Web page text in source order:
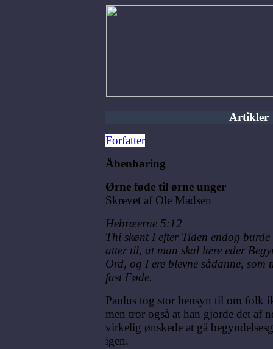
Artikler
Forfatter
Åbenbaring
Ørne føde til ørne unger
Skrevet af Ole Madsen
Hebræerne 5:12
Thi skønt I efter Tiden endog
atter til, at man skal lære eder
Ord, og I ere blevne sådanne,
fast Føde.
Paulus tog stor hensyn til om folk
men tror også at han gjorde det af
virkelig ønskede at gå
igen.